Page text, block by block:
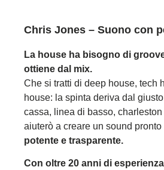
Chris Jones – Suono con
La house ha bisogno di
ottiene dal mix.
Che si tratti di deep house, tech
house: la spinta deriva dal
cassa, linea di basso, charleston
aiuterò a creare un sound pronto
potente e trasparente.
Con oltre 20 anni di